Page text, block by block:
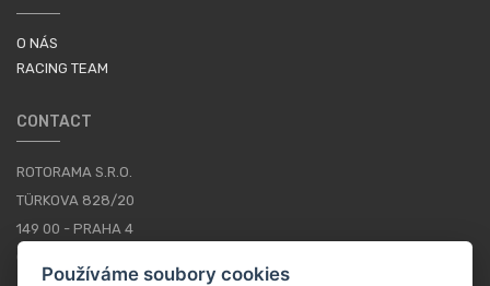
O NÁS
RACING TEAM
CONTACT
ROTORAMA S.R.O.
TÜRKOVA 828/20
149 00 - PRAHA 4
Používáme soubory cookies